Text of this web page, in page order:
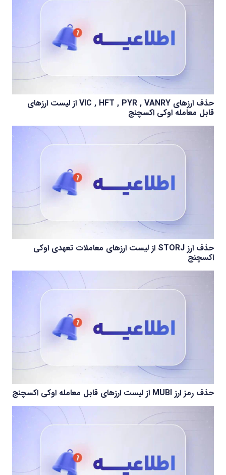
حذف ارزهای VIC , HFT , PYR , VANRY از لیست ارزهای
قابل معامله اوکی اکسچنج
حذف ارز STORJ از لیست ارزهای معاملات تعهدی اوکی
اکسچنج
حذف رمز ارز MUBI از لیست ارزهای قابل معامله اوکی اکسچنج